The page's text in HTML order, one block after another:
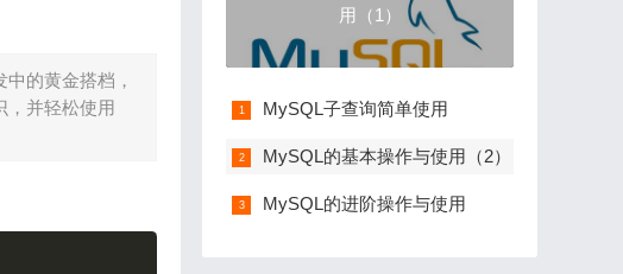
的黄金搭档，
，并轻松使用
用（1）
MySQL子查询简单使用
MySQL的基本操作与使用（2）
MySQL的进阶操作与使用